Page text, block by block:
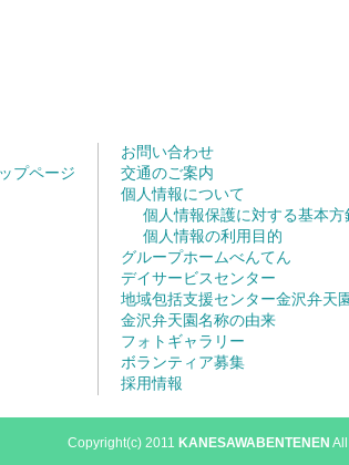
プページ
お問い合わせ
交通のご案内
個人情報について
個人情報保護に対する基本方
個人情報の利用目的
グループホームべんてん
デイサービスセンター
地域包括支援センター金沢弁天
金沢弁天園名称の由来
フォトギャラリー
ボランティア募集
採用情報
Copyright(c) 2011 KANESAWABENTENEN